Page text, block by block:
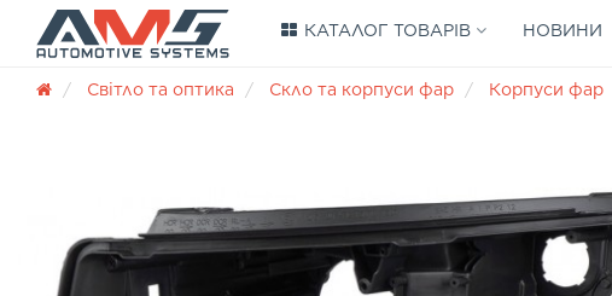
КАТАЛОГ ТОВАРІВ НОВИНИ
Світло та оптика Скло та корпуси фар Корпуси фар